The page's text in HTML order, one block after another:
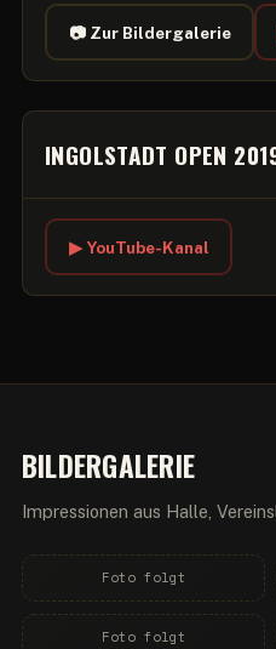
📷 Zur Bildergalerie
INGOLSTADT OPEN
▶ YouTube-Kanal
BILDERGALERIE
Impressionen aus Halle,
Foto folgt
Foto folgt